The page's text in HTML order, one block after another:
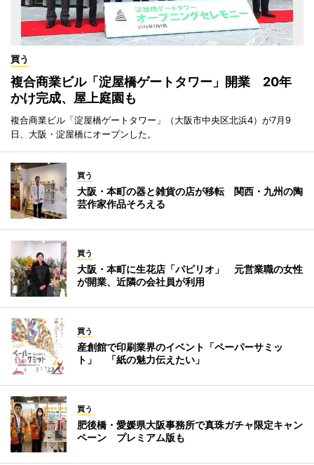
買う
複合商業ビル「淀屋橋ゲートタワー」開業 20年
かけ完成、屋上庭園も
複合商業ビル「淀屋橋ゲートタワー」（大阪市中央区北浜4）が7月9
日、大阪・淀屋橋にオープンした。
買う
大阪・本町の器と雑貨の店が移転 関西・九州の陶
芸作家作品そろえる
買う
大阪・本町に生花店「パピリオ」 元営業職の女性
が開業、近隣の会社員が利用
買う
産創館で印刷業界のイベント「ペーパーサミッ
ト」 「紙の魅力伝えたい」
買う
肥後橋・愛媛県大阪事務所で真珠ガチャ限定キャン
ペーン プレミアム版も